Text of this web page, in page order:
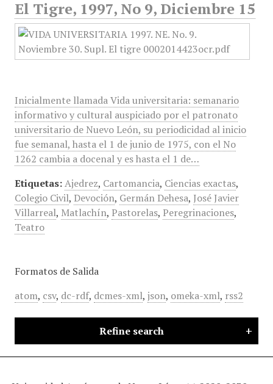
El Tigre, 1997, No 9, Diciembre 15
Inicialmente llamada Vida universitaria: semanario
informativo y cultural auspiciado por el patronato
universitario de Nuevo León, su periodicidad al inicio
fue semanal, hasta el 1 de junio de 1975, con el No
1262 cambia a docenal y es hasta el 1 de…
Etiquetas: Ajedrez, Cartomancia, Ciencias exactas,
Colegio Civil, Devoción, Germán Dehesa, José Javier
Villarreal, Matlachín, Pastorelas, Peregrinaciones,
Teatro
Formatos de Salida
atom, csv, dc-rdf, dcmes-xml, json, omeka-xml, rss2
Refine search